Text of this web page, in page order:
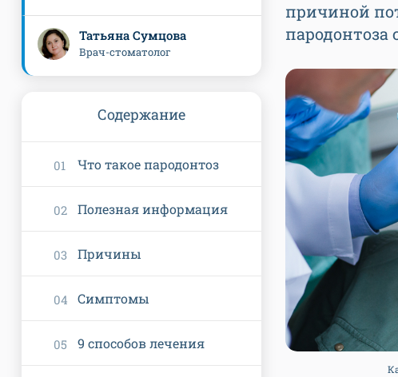
причиной
пародонтоза
Татьяна Сумцова
Врач-стоматолог
Содержание
Что такое пародонтоз
Полезная информация
Причины
Симптомы
9 способов лечения